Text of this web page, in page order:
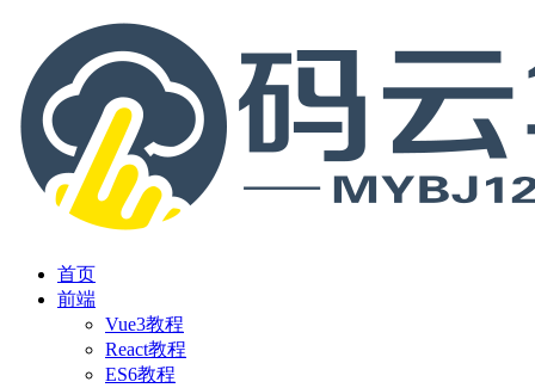
首页
前端
Vue3教程
React教程
ES6教程